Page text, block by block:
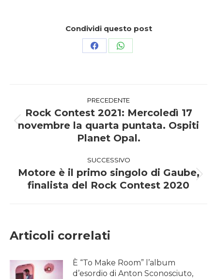
Condividi questo post
CondividiCondividi
tra
PRECEDENTE
Post
precedente:
Rock Contest 2021: Mercoledì 17
novembre la quarta puntata. Ospiti
Planet Opal.
SUCCESSIVO
Prossimo
post:
Motore è il primo singolo di Gaube,
finalista del Rock Contest 2020
Articoli correlati
È “To Make Room” l’album
d’esordio di Anton Sconosciuto,